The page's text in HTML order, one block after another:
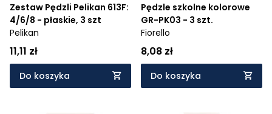
Zestaw Pędzli Pelikan 613F:
4/6/8 - płaskie, 3 szt
Pelikan
11,11 zł
Do koszyka
Pędzle szkolne kolorowe
GR-PK03 - 3 szt.
Fiorello
8,08 zł
Do koszyka